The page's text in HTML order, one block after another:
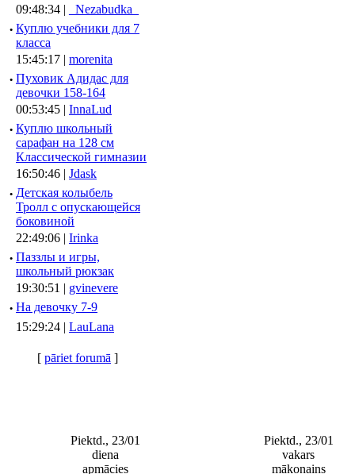
09:48:34 |
_Nezabudka_
· Куплю учебники для 7
класса
15:45:17 | morenita
· Пуховик Адидас для
девочки 158-164
00:53:45 | InnaLud
· Куплю школьный
сарафан на 128 см
Классической гимназии
16:50:46 | Jdask
· Детская колыбель
Тролл с опускающейся
боковиной
22:49:06 | Irinka
· Паззлы и игры,
школьный рюкзак
19:30:51 | gvinevere
· Hа девочку 7-9
15:29:24 | LauLana
[ pāriet forumā ]
Piektd., 23/01
diena
apmācies
Piektd., 23/01
vakars
mākoņains